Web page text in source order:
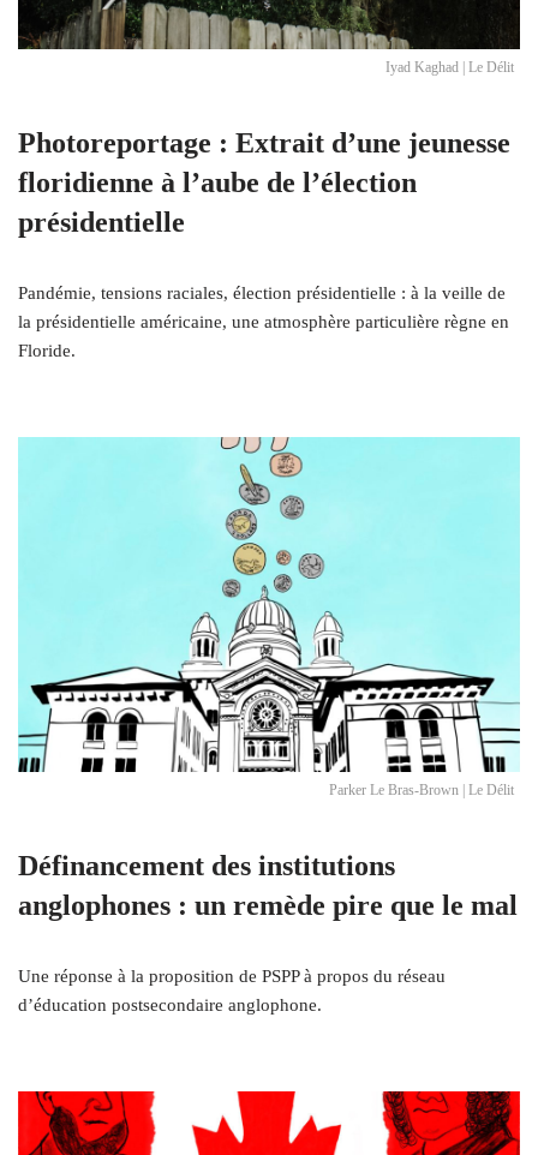
Iyad Kaghad | Le Délit
Photoreportage : Extrait d’une jeunesse
floridienne à l’aube de l’élection
présidentielle
Pandémie, tensions raciales, élection présidentielle : à la veille de
la présidentielle américaine, une atmosphère particulière règne en
Floride.
Parker Le Bras-Brown | Le Délit
Définancement des institutions
anglophones : un remède pire que le mal
Une réponse à la proposition de PSPP à propos du réseau
d’éducation postsecondaire anglophone.